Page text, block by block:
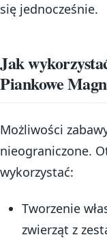
się jednocześnie.
Jak
Piankowe
Możliwości
nieograniczone.
wykorzystać:
Tworzenie
zwierząt z